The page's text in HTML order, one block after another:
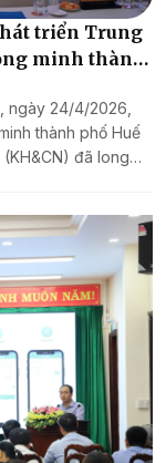
triển Trung
minh thành
ngày 24/4/2026,
thành phố Huế
đã long
thế hệ lãnh đạo,
tâm qua các thời
phá trong chặng